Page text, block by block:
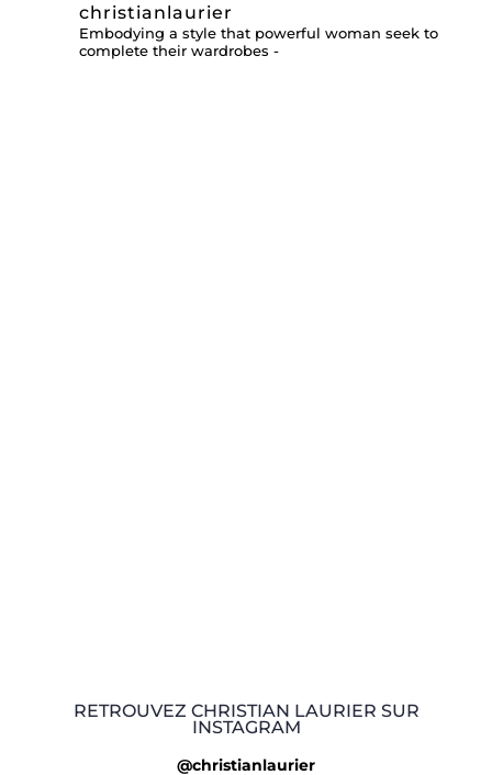
christianlaurier
Embodying a style that powerful woman seek to
complete their wardrobes -
RETROUVEZ CHRISTIAN LAURIER SUR
INSTAGRAM
@christianlaurier